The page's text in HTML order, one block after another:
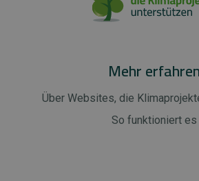
Mehr erfahren
Über Websites, die
So funktioniert es